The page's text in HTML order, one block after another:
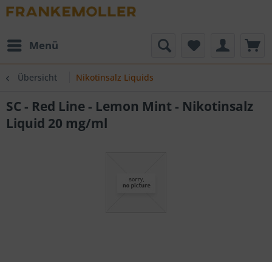
Menü
Übersicht Nikotinsalz Liquids
SC - Red Line - Lemon Mint - Nikotinsalz
Liquid 20 mg/ml